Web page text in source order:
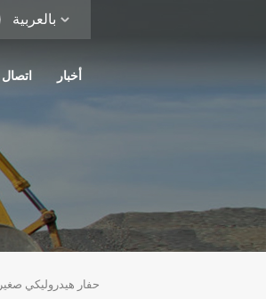
بالعربية
اتصال أخبار
حفار هيدروليكي صغير